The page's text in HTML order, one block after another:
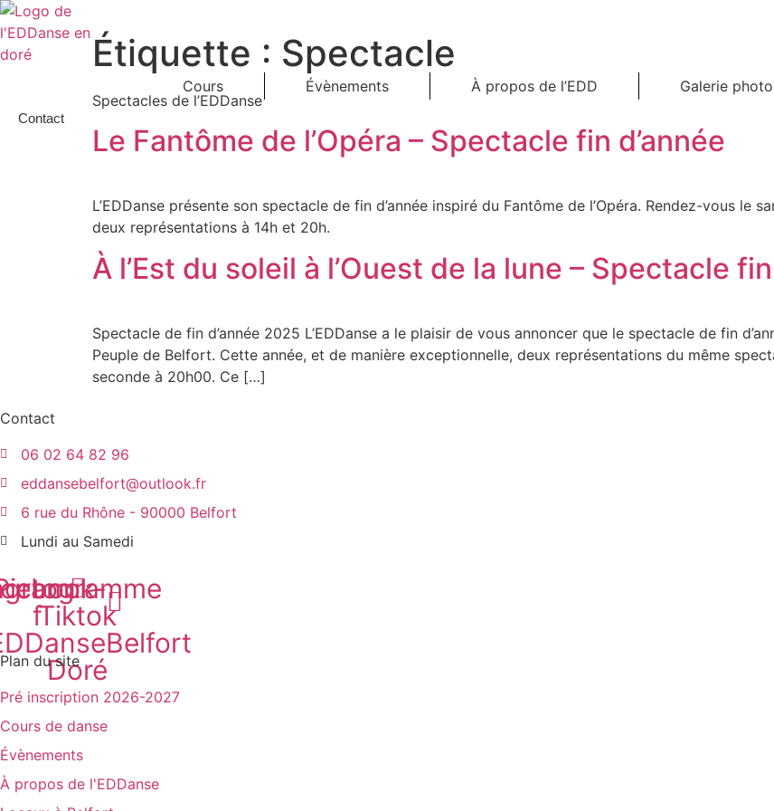
Aller
au
contenu
Cours
Évènements À propos de l’EDD Galerie photo
Contact
Étiquette : Spectacle
Spectacles de l’EDDanse
Le Fantôme de l’Opéra – Spectacle fin d’année
L’EDDanse présente son spectacle de fin d’année inspiré du Fantôme de l’Opéra. Rendez-vous le
deux représentations à 14h et 20h.
À l’Est du soleil à l’Ouest de la lune – Spectacle fin
Spectacle de fin d’année 2025 L’EDDanse a le plaisir de vous annoncer que le spectacle de fin
Peuple de Belfort. Cette année, et de manière exceptionnelle, deux représentations du même
seconde à 20h00. Ce […]
Contact
06 02 64 82 96
eddansebelfort@outlook.fr
6 rue du Rhône - 90000 Belfort
Lundi au Samedi
fTiktok
Doré
Plan du site
Pré inscription 2026-2027
Cours de danse
Évènements
À propos de l'EDDanse